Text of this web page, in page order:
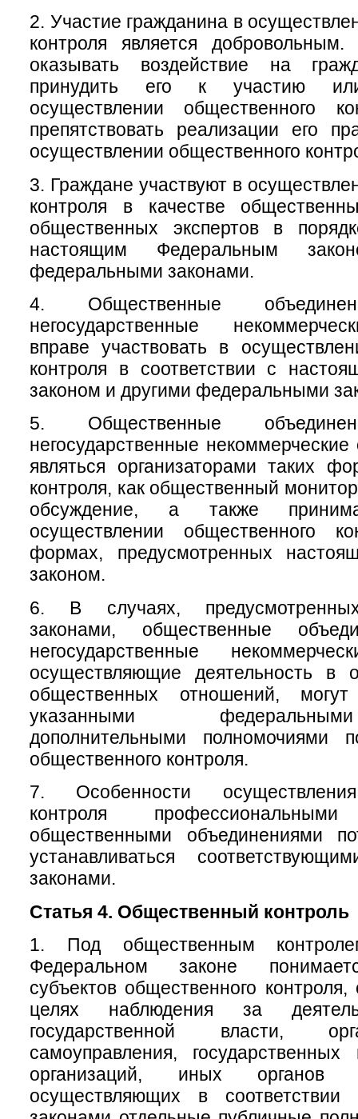
2. Участие гражданина в
контроля является
оказывать воздействие на
принудить его к участию
осуществлении общественного
препятствовать реализации его
осуществлении общественного
3. Граждане участвуют в
контроля в качестве
общественных экспертов в
настоящим Федеральным
федеральными законами.
4. Общественные
негосударственные
вправе участвовать в
контроля в соответствии с
законом и другими федеральными
5. Общественные
негосударственные некоммерческие
являться организаторами таких
контроля, как общественный
обсуждение, а также
осуществлении общественного
формах, предусмотренных
законом.
6. В случаях,
законами, общественные
негосударственные
осуществляющие деятельность в
общественных отношений,
указанными
дополнительными полномочиями
общественного контроля.
7. Особенности
контроля
общественными объединениями
устанавливаться
законами.
Статья 4. Общественный контроль
1. Под общественным
Федеральном законе
субъектов общественного
целях наблюдения за
государственной власти,
самоуправления,
организаций, иных органов
осуществляющих в